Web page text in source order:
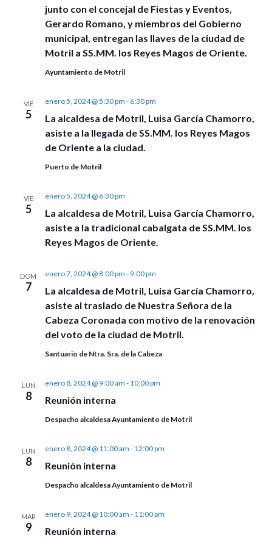
junto con el concejal de Fiestas y Eventos,
Gerardo Romano, y miembros del Gobierno
municipal, entregan las llaves de la ciudad de
Motril a SS.MM. los Reyes Magos de Oriente.
Ayuntamiento de Motril
VIE
5
La alcaldesa de Motril, Luisa García Chamorro,
asiste a la llegada de SS.MM. los Reyes Magos
de Oriente a la ciudad.
enero 5, 2024 @ 5:30 pm - 6:30 pm
Puerto de Motril
VIE
5
La alcaldesa de Motril, Luisa García Chamorro,
asiste a la tradicional cabalgata de SS.MM. los
Reyes Magos de Oriente.
enero 5, 2024 @ 6:30 pm
DOM
7
La alcaldesa de Motril, Luisa García Chamorro,
asiste al traslado de Nuestra Señora de la
Cabeza Coronada con motivo de la renovación
del voto de la ciudad de Motril.
enero 7, 2024 @ 8:00 pm - 9:00 pm
Santuario de Ntra. Sra. de la Cabeza
LUN
8 Reunión interna
enero 8, 2024 @ 9:00 am - 10:00 pm
Despacho alcaldesa Ayuntamiento de Motril
LUN
8 Reunión interna
enero 8, 2024 @ 11:00 am - 12:00 pm
Despacho alcaldesa Ayuntamiento de Motril
MAR
9 Reunión interna
enero 9, 2024 @ 10:00 am - 11:00 pm